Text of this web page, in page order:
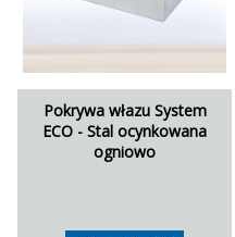
Pokrywa włazu System
ECO - Stal ocynkowana
ogniowo